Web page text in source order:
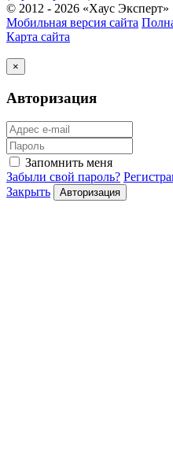
© 2012 - 2026 «Хаус Эксперт»
Мобильная версия сайта
Карта сайта
×
Авторизация
Запомнить меня
Забыли свой пароль?
Закрыть